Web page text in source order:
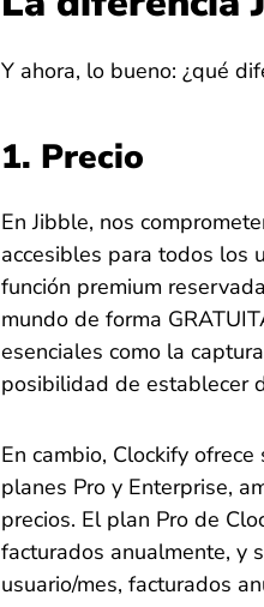
Y ahora, lo bueno: ¿qué
1. Precio
En Jibble, nos
accesibles para todos los
función premium
mundo de forma
esenciales como la
posibilidad de establecer
En cambio, Clockify
planes Pro y Enterprise,
precios. El plan Pro de
facturados anualmente, y
usuario/mes, facturados